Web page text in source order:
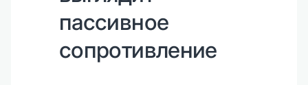
пассивное
сопротивление